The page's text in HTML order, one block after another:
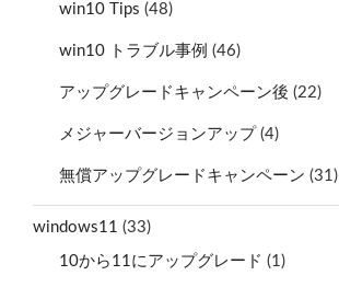
win10 Tips (48)
win10 トラブル事例 (46)
アップグレードキャンペーン後 (22)
メジャーバージョンアップ (4)
無償アップグレードキャンペーン (31)
windows11 (33)
10から11にアップグレード (1)